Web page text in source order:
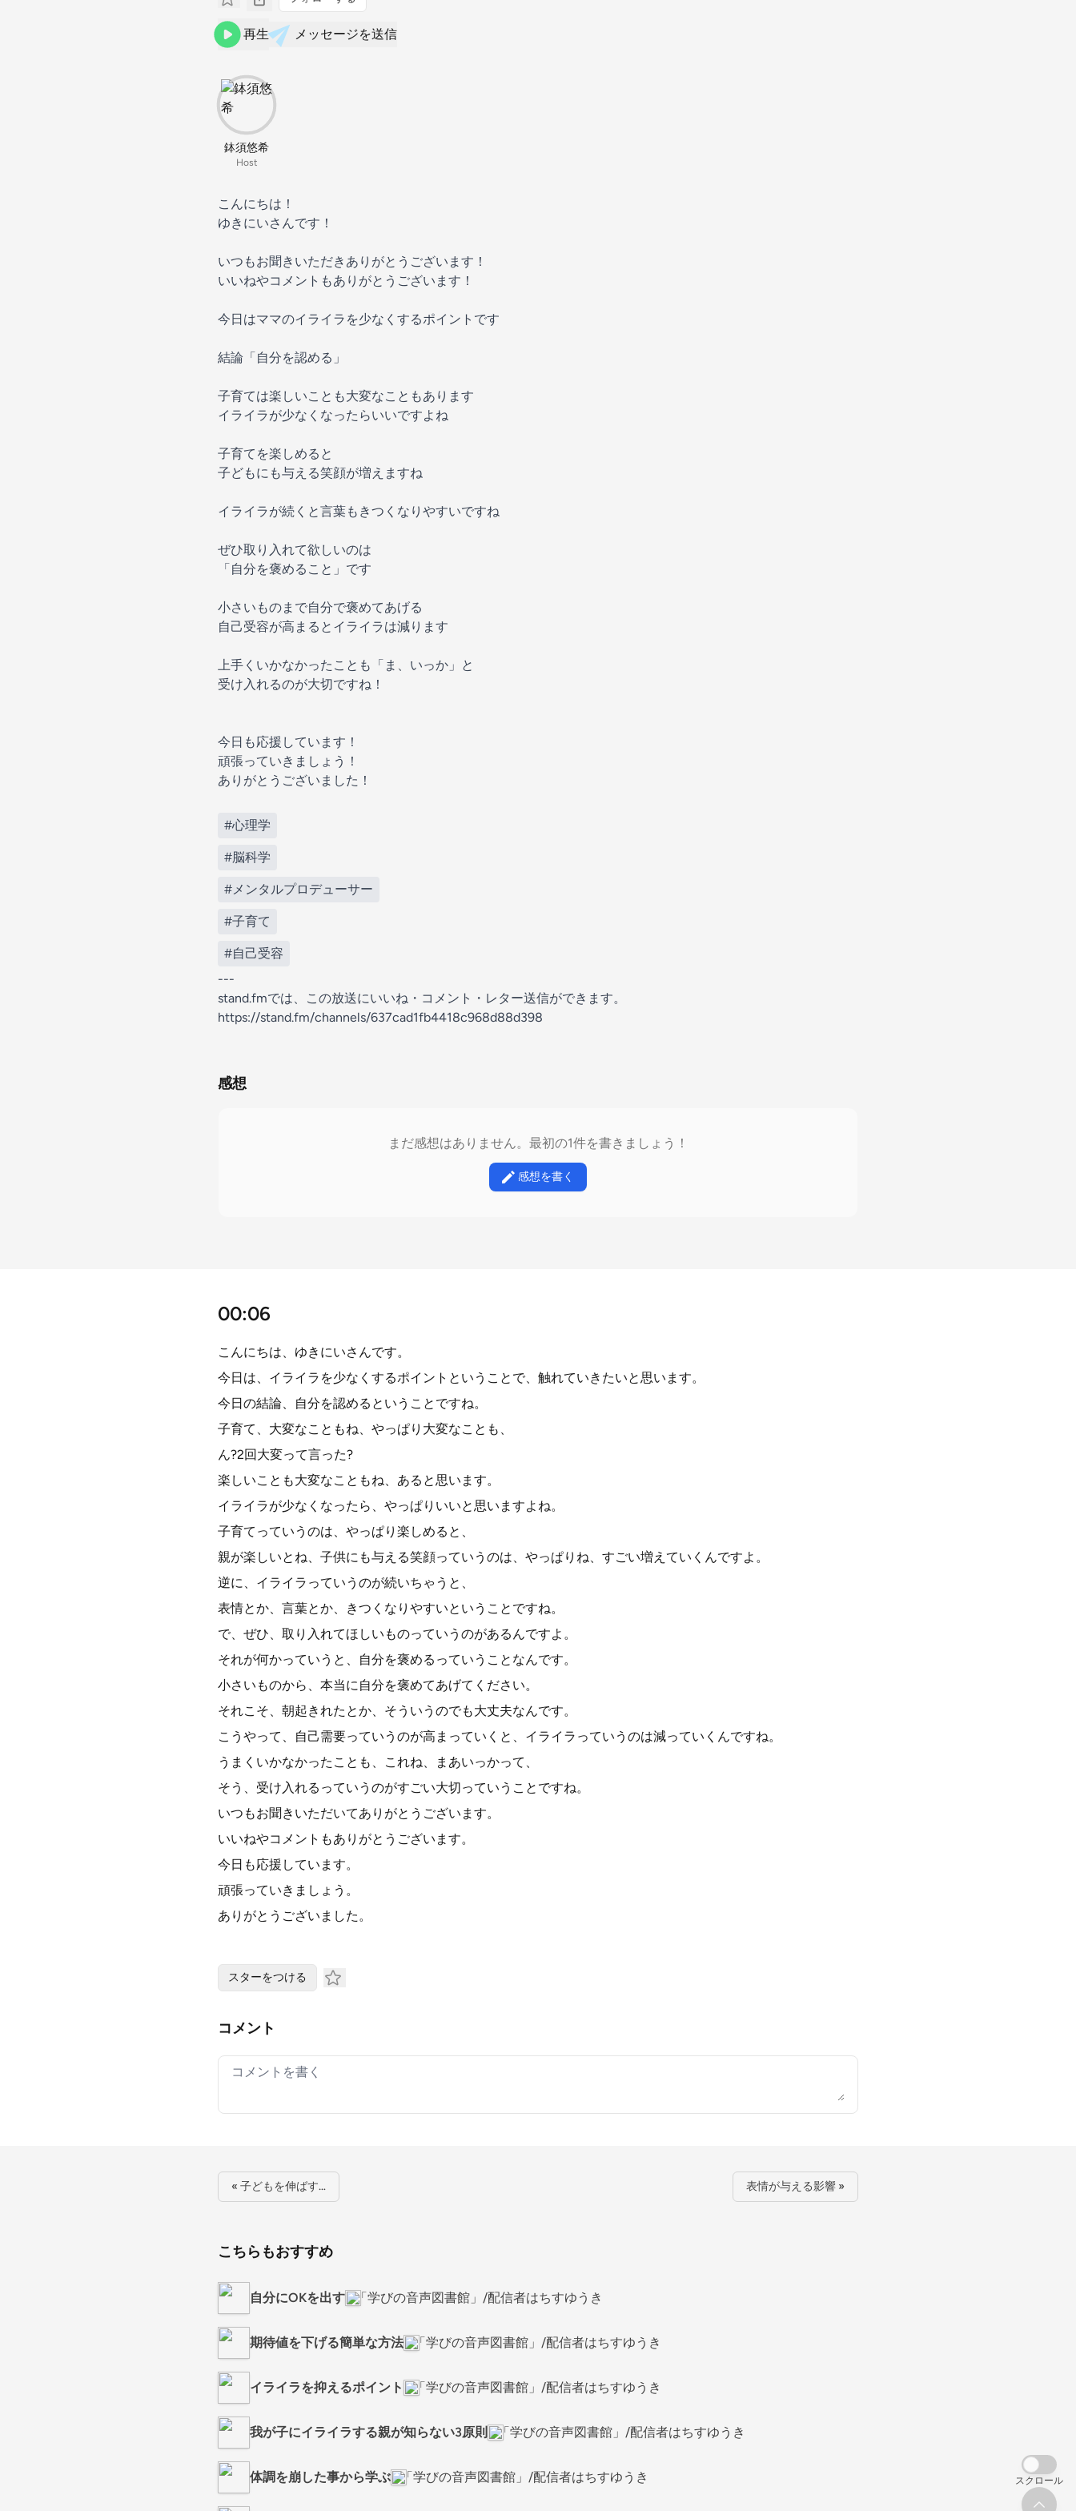
再生 メッセージを送信
鉢須悠希
Host
こんにちは！
ゆきにいさんです！
いつもお聞きいただきありがとうございます！
いいねやコメントもありがとうございます！
今日はママのイライラを少なくするポイントです
結論「自分を認める」
子育ては楽しいことも大変なこともあります
イライラが少なくなったらいいですよね
子育てを楽しめると
子どもにも与える笑顔が増えますね
イライラが続くと言葉もきつくなりやすいですね
ぜひ取り入れて欲しいのは
「自分を褒めること」です
小さいものまで自分で褒めてあげる
自己受容が高まるとイライラは減ります
上手くいかなかったことも「ま、いっか」と
受け入れるのが大切ですね！
今日も応援しています！
頑張っていきましょう！
ありがとうございました！
#心理学
#脳科学
#メンタルプロデューサー
#子育て
#自己受容
---
stand.fmでは、この放送にいいね・コメント・レター送信ができます。
https://stand.fm/channels/637cad1fb4418c968d88d398
感想
まだ感想はありません。最初の1件を書きましょう！
感想を書く
00:06
こんにちは、ゆきにいさんです。
今日は、イライラを少なくするポイントということで、触れていきたいと思います。
今日の結論、自分を認めるということですね。
子育て、大変なこともね、やっぱり大変なことも、
ん?2回大変って言った?
楽しいことも大変なこともね、あると思います。
イライラが少なくなったら、やっぱりいいと思いますよね。
子育てっていうのは、やっぱり楽しめると、
親が楽しいとね、子供にも与える笑顔っていうのは、やっぱりね、すごい増えていくんですよ。
逆に、イライラっていうのが続いちゃうと、
表情とか、言葉とか、きつくなりやすいということですね。
で、ぜひ、取り入れてほしいものっていうのがあるんですよ。
それが何かっていうと、自分を褒めるっていうことなんです。
小さいものから、本当に自分を褒めてあげてください。
それこそ、朝起きれたとか、そういうのでも大丈夫なんです。
こうやって、自己需要っていうのが高まっていくと、イライラっていうのは減っていくんですね。
うまくいかなかったことも、これね、まあいっかって、
そう、受け入れるっていうのがすごい大切っていうことですね。
いつもお聞きいただいてありがとうございます。
いいねやコメントもありがとうございます。
今日も応援しています。
頑張っていきましょう。
ありがとうございました。
スターをつける
コメント
Your comment
« 子どもを伸ばす… 表情が与える影響 »
こちらもおすすめ
自分にOKを出す 「学びの音声図書館」/配信者はちすゆうき
期待値を下げる簡単な方法 「学びの音声図書館」/配信者はちすゆうき
イライラを抑えるポイント 「学びの音声図書館」/配信者はちすゆうき
我が子にイライラする親が知らない3原則 「学びの音声図書館」/配信者はちすゆうき
体調を崩した事から学ぶ 「学びの音声図書館」/配信者はちすゆうき スクロール